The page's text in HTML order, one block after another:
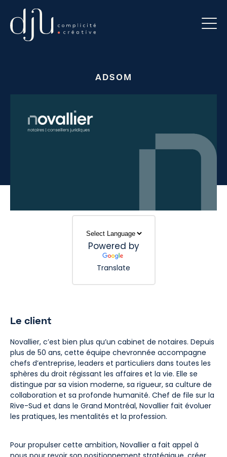
ADSOM
Powered by
Translate
Le client
Novallier, c’est bien plus qu’un cabinet de notaires. Depuis
plus de 50 ans, cette équipe chevronnée accompagne
chefs d’entreprise, leaders et particuliers dans toutes les
sphères du droit régissant les affaires et la vie. Elle se
distingue par sa vision moderne, sa rigueur, sa culture de
collaboration et sa profonde humanité. Chef de file sur la
Rive-Sud et dans le Grand Montréal, Novallier fait évoluer
les pratiques, les mentalités et la profession.
Pour propulser cette ambition, Novallier a fait appel à